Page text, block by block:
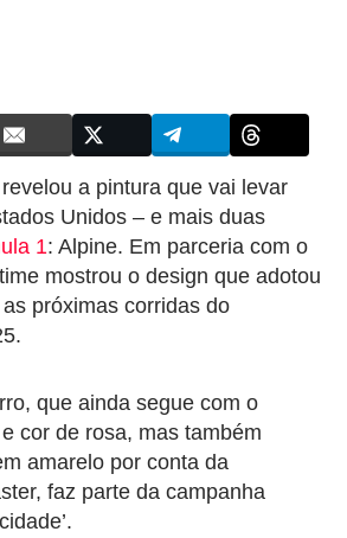
a pintura que vai levar
Unidos – e mais duas
1: Alpine. Em parceria com o
mostrou o design que adotou
próximas corridas do
que ainda segue com o
cor de rosa, mas também
amarelo por conta da
faz parte da campanha